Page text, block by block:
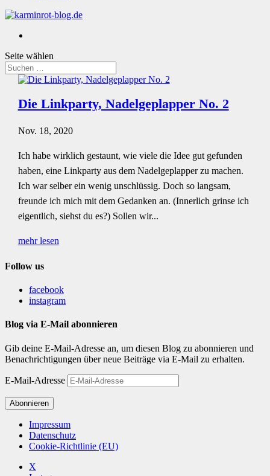
Seite wählen
Die Linkparty, Nadelgeplapper No. 2
Nov. 18, 2020
Ich habe wirklich gestaunt, wie viele die Idee gut gefunden
haben, eine Linkparty aus dem Nadelgeplapper zu machen.
Ich war selber ein wenig unschlüssig. Doch so langsam,
freunde ich mich mit dem Gedanken an. (Innerlich grinse ich
eigentlich, siehst du es?) Sollen wir...
mehr lesen
Follow us
facebook
instagram
Blog via E-Mail abonnieren
Gib deine E-Mail-Adresse an, um diesen Blog zu abonnieren und
Benachrichtigungen über neue Beiträge via E-Mail zu erhalten.
E-Mail-Adresse
Abonnieren
Impressum
Datenschutz
Cookie-Richtlinie (EU)
X